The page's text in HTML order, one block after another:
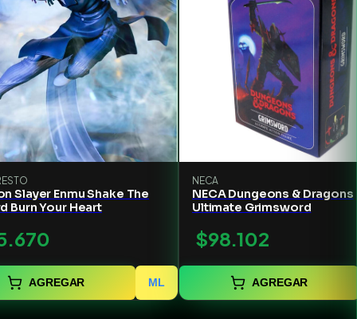
Slayer Enmu Shake The
Burn Your Heart
AGREGAR ML
NECA
NECA Dungeons & Dragons
Ultimate Grimsword
$98.102
AGREGAR